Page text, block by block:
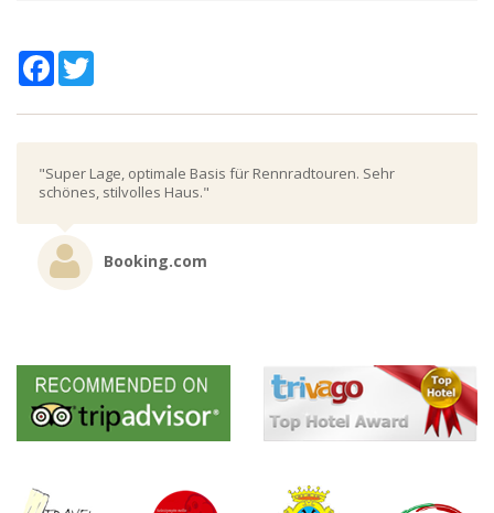
Facebook
"Super Lage, optimale Basis für Rennradtouren. Sehr
schönes, stilvolles Haus."
Booking.com